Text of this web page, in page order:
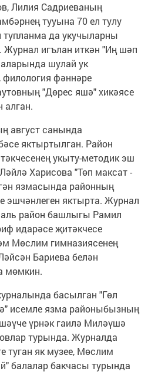
Лилия Садриеваның
тууына 70 ел тулу
тупланма да укучыларны
игълан иткән "Иң шәп
шулай ук
фәннәре
"Дөрес яшә" хикәясе
август санында
яктыртылган. Район
укыту-методик эш
Харисова "Төп максат -
язмасында районның
эшчәнлеген яктырта. Журнал
район башлыгы Рамил
идарәсе җитәкчесе
Мөслим гимназиясенең
Бариева белән
мөмкин.
басылган "Гөл
исемле язма районыбызның
үрнәк гаилә Миләүшә
турында. Журналда
туган як музее, Мөслим
балалар бакчасы турында